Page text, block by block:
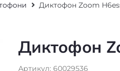
Диктофон Zoom
Диктофон
Артикул: 60029536